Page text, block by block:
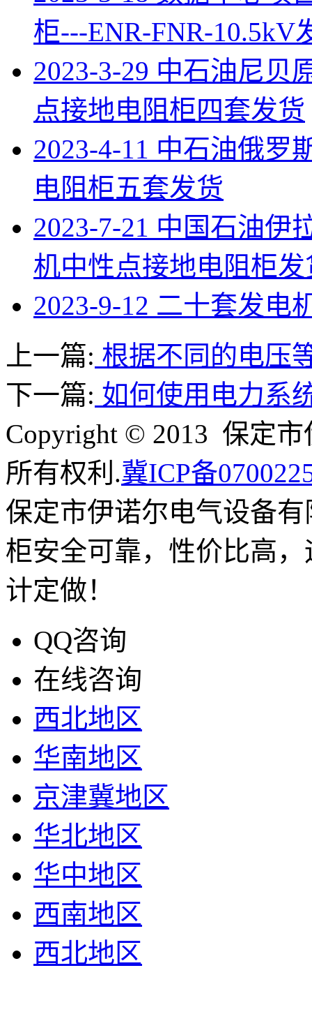
柜---ENR-FNR-10.5kV
2023-3-29 中石油尼贝
点接地电阻柜四套发货
2023-4-11 中石油俄罗
电阻柜五套发货
2023-7-21 中国石油伊
机中性点接地电阻柜发
2023-9-12 二十套发电
上一篇: 根据不同的电压
下一篇: 如何使用电力系
Copyright © 2013 保定
所有权利.冀ICP备
保定市伊诺尔电气设备
柜安全可靠，性价比高
计定做！
QQ咨询
在线咨询
西北地区
华南地区
京津冀地区
华北地区
华中地区
西南地区
西北地区